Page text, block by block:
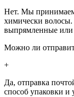
Нет. Мы принимаем
химически
выпрямленные или
Можно ли
+
Да, отправка
способ упаковки и